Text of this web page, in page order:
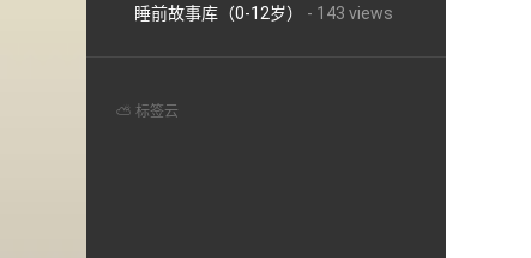
睡前故事库（0-12岁）
- 143 views
⛅ 标签云